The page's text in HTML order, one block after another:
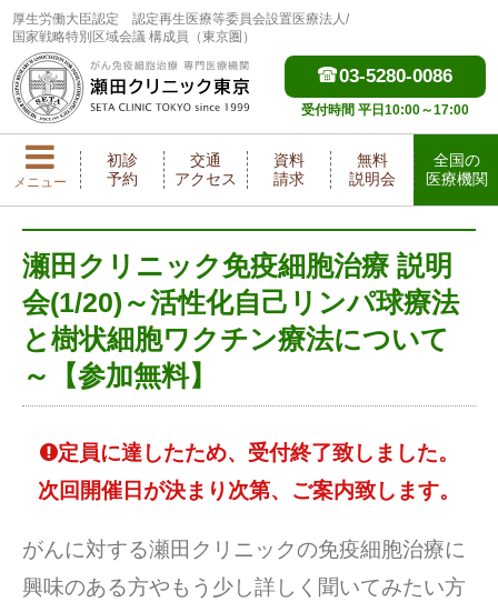
厚生労働大臣認定
認定再生医療等委員会設置医療法人/
国家戦略特別区域会議 構成員（東京圏）
03-5280-0086
受付時間 平日10:00～17:00
メニュー
初診
予約
交通
アクセス
資料
請求
無料
説明会
全国の
医療機関
瀬田クリニック免疫細胞治療 説明
会(1/20)～活性化自己リンパ球療法
と樹状細胞ワクチン療法について
～【参加無料】
定員に達したため、受付終了致しました。
次回開催日が決まり次第、ご案内致します。
がんに対する瀬田クリニックの免疫細胞治療に
興味のある方やもう少し詳しく聞いてみたい方